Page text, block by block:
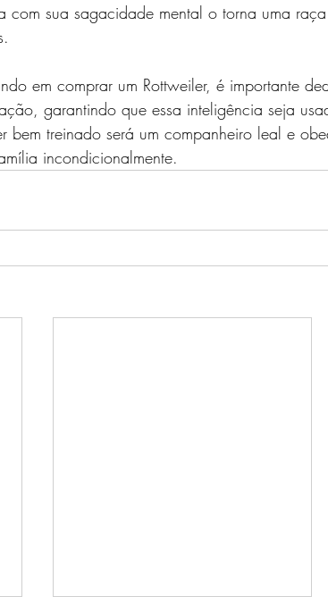
com sua sagacidade mental o torna uma
em comprar um Rottweiler, é importante
garantindo que essa inteligência seja
bem treinado será um companheiro leal e
incondicionalmente.